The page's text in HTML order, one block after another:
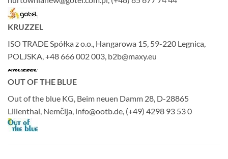
KRUZZEL
ISO TRADE Spółka z o.o., Hangarowa 15, 59-220 Legnica,
POLJSKA, +48 666 002 003, b2b@maxy.eu
OUT OF THE BLUE
Out of the blue KG, Beim neuen Damm 28, D-28865
Lilienthal, Nemčija, info@ootb.de, (+49) 4298 93 53 0